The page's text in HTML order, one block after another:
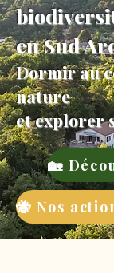
en Sud
Dormir au
nature
et explorer